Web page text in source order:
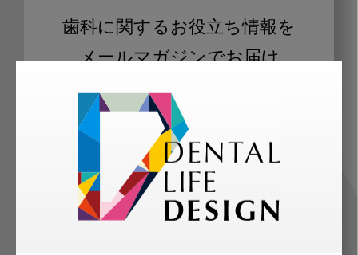
歯科に関するお役立ち情報を
メールマガジンでお届け
ご登録いただいた職種（歯科医師、歯
科衛生士、歯科技工士）に合わせた内
容のメールマガジンをお届けします。